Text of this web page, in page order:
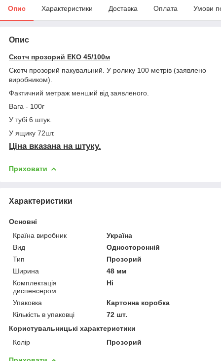
Опис Характеристики Доставка Оплата Умови
Опис
Скотч прозорий ЕКО 45/100м
Скотч прозорий пакувальний. У ролику 100 метрів (заявлено
виробником).
Фактичний метраж менший від заявленого.
Вага - 100г
У тубі 6 штук.
У ящику 72шт.
Ціна вказана на штуку.
Приховати
Характеристики
Основні
Країна виробник
Україна
Вид
Односторонній
Тип
Прозорий
Ширина
48 мм
Комплектація
диспенсером
Ні
Упаковка
Картонна коробка
Кількість в упаковці
72 шт.
Користувальницькі характеристики
Колір
Прозорий